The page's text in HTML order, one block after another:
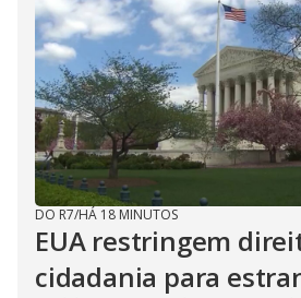
DO R7/HÁ 18 MINUTOS
EUA restringem
cidadania para